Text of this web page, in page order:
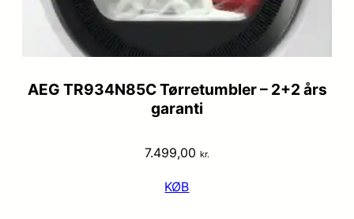
AEG TR934N85C Tørretumbler – 2+2 års
garanti
7.499,00 kr.
KØB